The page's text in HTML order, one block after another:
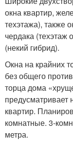
окна квартир,
техэтажа), также
чердака (техэтаж
(некий гибрид).
Окна на крайних
без общего
торца дома
квартир.
комнатные. 3-
метра.